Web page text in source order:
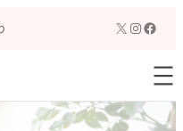
X
リ
ン